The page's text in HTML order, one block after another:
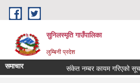
Skip to main content
सुनिलस्मृति गाउँपालिका
लुम्बिनी प्रदेश
समाचार संकेत नम्बर कायम गरिएको सूचना।